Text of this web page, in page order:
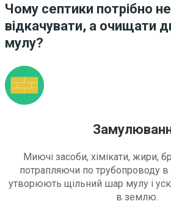
Чому септики потрібно
відкачувати, а очищати
мулу?
Миючі засоби, хімікати, жири,
потрапляючи по трубопроводу в
утворюють щільний шар мулу і
в землю.